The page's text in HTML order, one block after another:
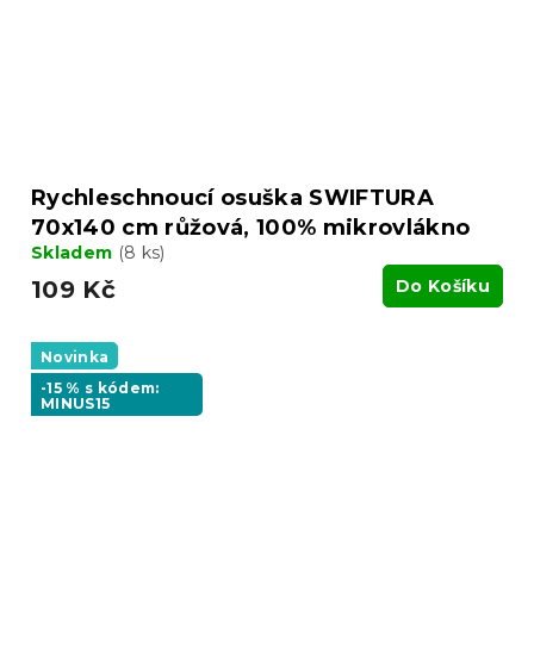
Rychleschnoucí osuška SWIFTURA
70x140 cm růžová, 100% mikrovlákno
Skladem (8 ks)
109 Kč Do Košíku
Novinka
-15 % s kódem:
MINUS15